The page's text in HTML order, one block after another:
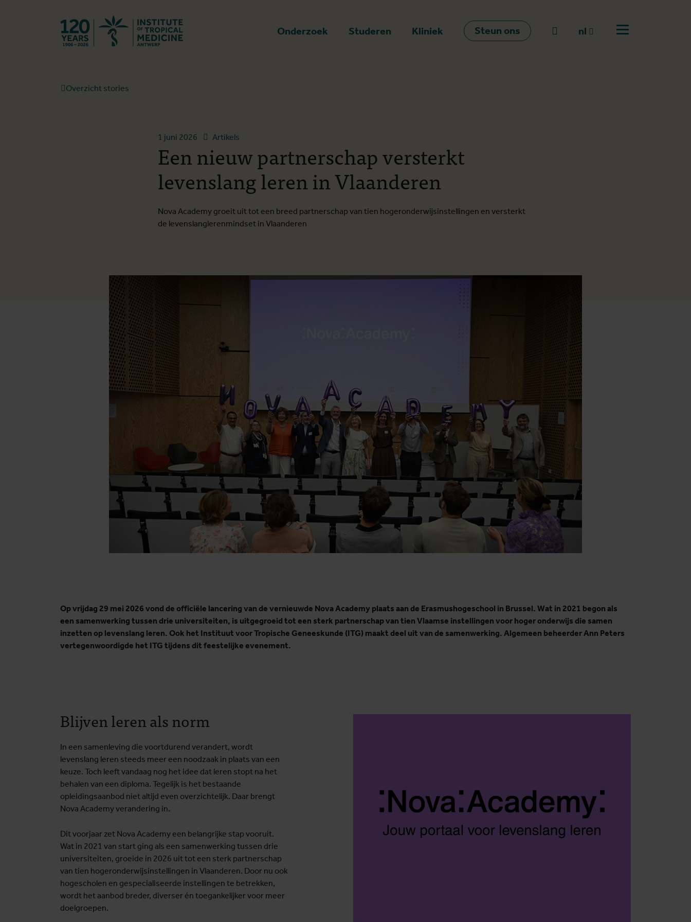
Onderzoek Studeren Kliniek Steun ons Naar zoeken
nl
Open menu
Overzicht stories
1 juni 2026 Artikels
Een nieuw partnerschap versterkt
levenslang leren in Vlaanderen
Nova Academy groeit uit tot een breed partnerschap van tien hogeronderwijsinstellingen en versterkt
de levenslanglerenmindset in Vlaanderen
Op vrijdag 29 mei 2026 vond de officiële lancering van de vernieuwde Nova Academy plaats aan de Erasmushogeschool in Brussel. Wat in 2021 begon als
een samenwerking tussen drie universiteiten, is uitgegroeid tot een sterk partnerschap van tien Vlaamse instellingen voor hoger onderwijs die samen
inzetten op levenslang leren. Ook het Instituut voor Tropische Geneeskunde (ITG) maakt deel uit van de samenwerking. Algemeen beheerder Ann Peters
vertegenwoordigde het ITG tijdens dit feestelijke evenement.
Blijven leren als norm
In een samenleving die voortdurend verandert, wordt
levenslang leren steeds meer een noodzaak in plaats van een
keuze. Toch leeft vandaag nog het idee dat leren stopt na het
behalen van een diploma. Tegelijk is het bestaande
opleidingsaanbod niet altijd even overzichtelijk. Daar brengt
Nova Academy verandering in.
Dit voorjaar zet Nova Academy een belangrijke stap vooruit.
Wat in 2021 van start ging als een samenwerking tussen drie
universiteiten, groeide in 2026 uit tot een sterk partnerschap
van tien hogeronderwijsinstellingen in Vlaanderen. Door nu ook
hogescholen en gespecialiseerde instellingen te betrekken,
wordt het aanbod breder, diverser én toegankelijker voor meer
doelgroepen.